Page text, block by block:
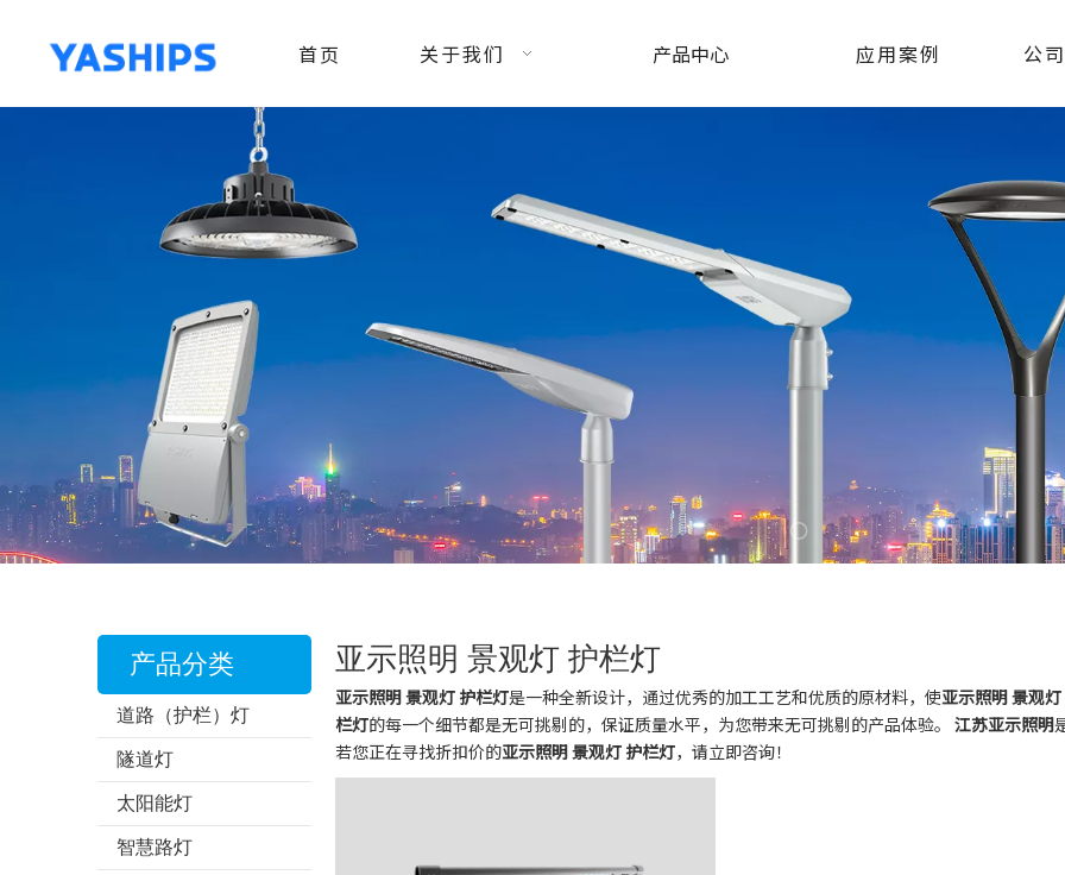
首页 关于我们 产品中心 应用案例 公
产品分类
道路（护栏）灯
隧道灯
太阳能灯
智慧路灯
亚示照明 景观灯 护栏灯
亚示照明 景观灯 护栏灯是一种全新设计，通过优秀的加工工艺和优质的原材料，使亚示照明 景观
栏灯的每一个细节都是无可挑剔的，保证质量水平，为您带来无可挑剔的产品体验。 江苏亚示照明
若您正在寻找折扣价的亚示照明 景观灯 护栏灯，请立即咨询！